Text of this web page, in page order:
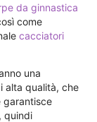
da ginnastica
come
cacciatori
una
alta qualità, che
garantisce
quindi